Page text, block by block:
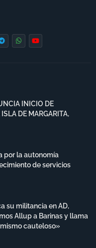
INICIO DE
DE MARGARITA,
por la autonomía
de servicios
su militancia en AD,
Allup a Barinas y llama
cauteloso»